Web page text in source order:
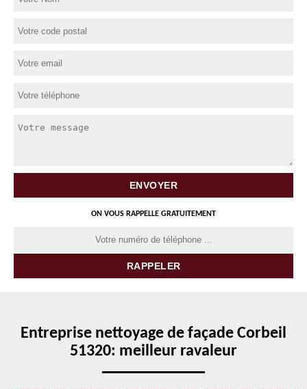
ON VOUS RAPPELLE GRATUITEMENT
Entreprise nettoyage de façade Corbeil
51320: meilleur ravaleur